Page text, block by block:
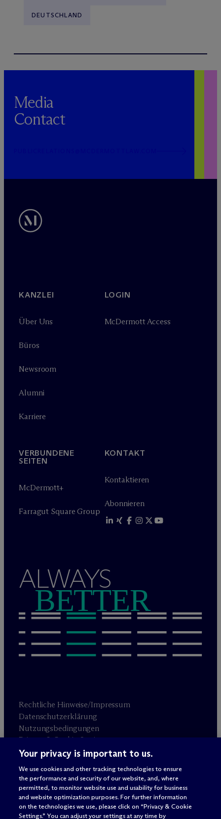
DEUTSCHLAND
Media
Contact
KANZLEI
Über Uns
Büros
Newsroom
Alumni
Karriere
LOGIN
McDermott Access
VERBUNDENE
SEITEN
McDermott+
Farragut Square Group
KONTAKT
Kontaktieren
Abonnieren
ALWAYS
BETTER
Rechtliche Hinweise/Impressum
Datenschutzerklärung
Nutzungsbedingungen
Privacy & Cookie Settings
Sitemap
Anwaltswerbung © 2026 McDermott Will & Schulte
Your privacy is important to us.
We use cookies and other tracking technologies to ensure
the performance and security of our website, and, where
permitted, to monitor website use and usability for business
and website optimization purposes. For further information
on the technologies we use, please click on “Privacy & Cookie
Settings.” You can adjust your settings at any time by